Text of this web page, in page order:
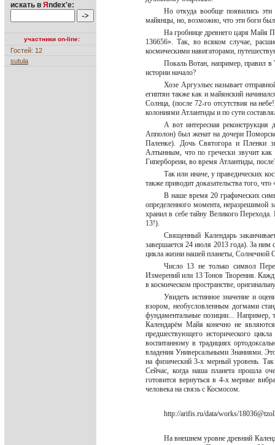
искать в Я ndex'е:
участники on-line:
Гостей: 12
sutula
Но откуда вообще появились
майянцы, но, возможно, что эти боги
На гробнице древнего царя Майя
136656». Так, во всяком случае,
космическими навигаторами,
Покаль Вотан, например, правил
истории начало?
Хозе Аргуэльес называет
египтян также как и майянский
Солнца, (после 72-го отсутствия на
колониями Атлантиды и по сути
А вот интересная
Апполон) был женат на дочери
Паленке). Дочь Святогора и Пленки
Алтынным, что по гречески звучит
Гипербореии, во время Атлантиды,
Так или иначе, у праведических
также приводит доказательства того,
В наше время 20 графических
определенного момента, неразрешимой
хранил в себе тайну Великого
13!).
Священный Календарь
завершается 24 июля 2013 года). За ним
цикла жизни нашей планеты, Солнечной
Число 13 не только символ
Измерений или 13 Тонов Творения.
в космическом пространстве,
Увидеть истинное значение и
взором, необусловленным догмами
фундаментальные позиции... Например,
Календарём Майя конечно не
предшествующего исторического
воспитанному в традициях
владения Универсальными Знаниями.
на физический 3-х мерный уровень.
Сейчас, когда наша планета прошла
готовится вернуться в 4-х мерные
человека на связь с Космосом.
http://arifis.ru/data/works/
На внешнем уровне древний